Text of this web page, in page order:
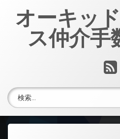
オーキッ
ス仲介手
検